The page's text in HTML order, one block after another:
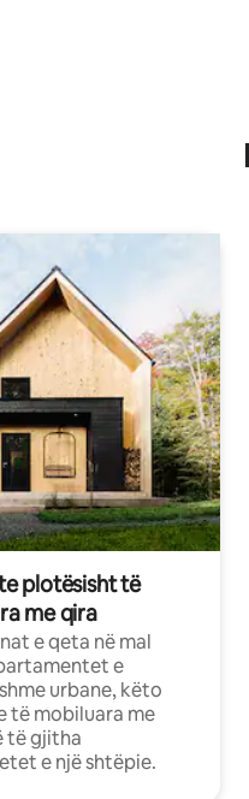
plotësisht të
me qira
e qeta në mal
e
urbane, këto
të mobiluara me
të gjitha
e një shtëpie.